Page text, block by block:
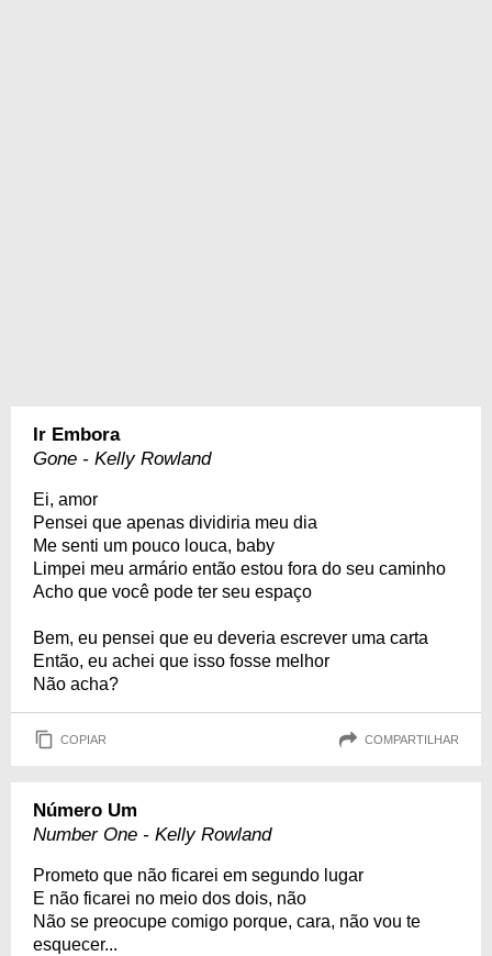
Ir Embora
Gone - Kelly Rowland
Ei, amor
Pensei que apenas dividiria meu dia
Me senti um pouco louca, baby
Limpei meu armário então estou fora do seu caminho
Acho que você pode ter seu espaço
Bem, eu pensei que eu deveria escrever uma carta
Então, eu achei que isso fosse melhor
Não acha?
COPIAR COMPARTILHAR
Número Um
Number One - Kelly Rowland
Prometo que não ficarei em segundo lugar
E não ficarei no meio dos dois, não
Não se preocupe comigo porque, cara, não vou te
esquecer...